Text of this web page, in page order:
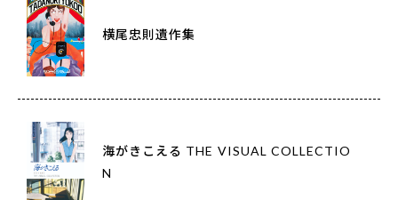
横尾忠則遺作集
海がきこえる THE VISUAL COLLECTIO
N